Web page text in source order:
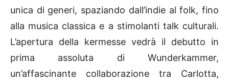
unica di generi, spaziando dall’indie al folk, fino
alla musica classica e a stimolanti talk culturali.
L’apertura della kermesse vedrà il debutto in
prima assoluta di Wunderkammer,
un’affascinante collaborazione tra Carlotta,